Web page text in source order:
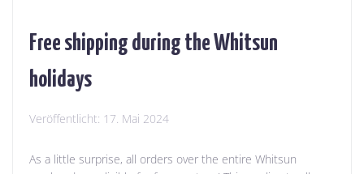
Free shipping during the Whitsun
holidays
Veröffentlicht: 17. Mai 2024
As a little surprise, all orders over the entire Whitsun